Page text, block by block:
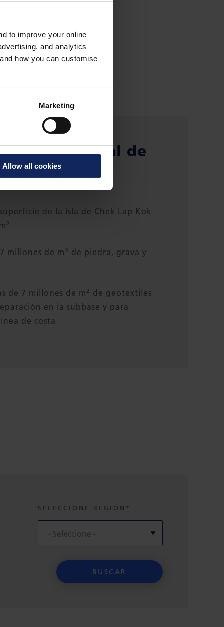
to improve your online
and analytics
how you can customise
Marketing
Allow all cookies
internacional de
de la isla de Chek Lap Kok
2
millones de m 3 de piedra, grava y
de 7 millones de m 2 de geotextiles
en la subbase y para
de costa
SELECCIONE REGIÓN